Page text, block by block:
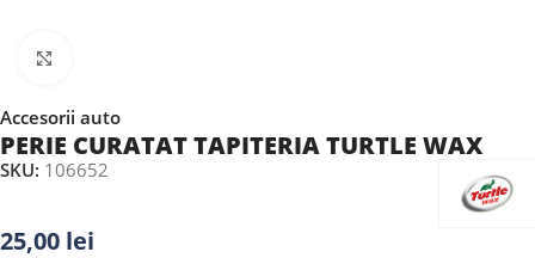
Accesorii auto
PERIE CURATAT TAPITERIA TURTLE WAX
SKU: 106652
25,00 lei